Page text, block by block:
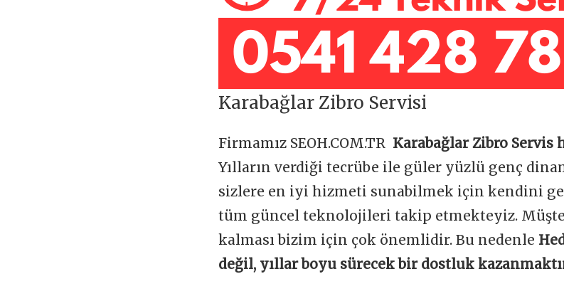
Karabağlar Zibro Servisi
Firmamız SEOH.COM.TR Karabağlar Zibro
Yılların verdiği tecrübe ile güler yüzlü genç
sizlere en iyi hizmeti sunabilmek için kendini
tüm güncel teknolojileri takip etmekteyiz.
kalması bizim için çok önemlidir. Bu nedenle
değil, yıllar boyu sürecek bir dostluk